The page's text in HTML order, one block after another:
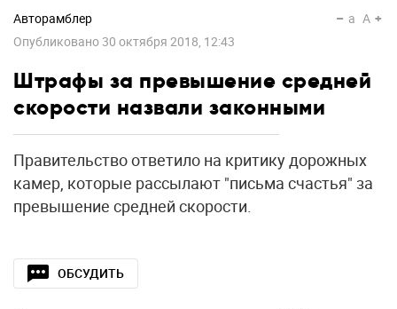
Авторамблер
Опубликовано 30 октября 2018, 12:43
a A
Штрафы за превышение средней
скорости назвали законными
Правительство ответило на критику дорожных
камер, которые рассылают "письма счастья" за
превышение средней скорости.
ОБСУДИТЬ